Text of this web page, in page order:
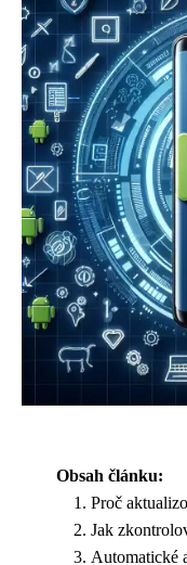
Obsah článku:
Proč
Jak
Automatické